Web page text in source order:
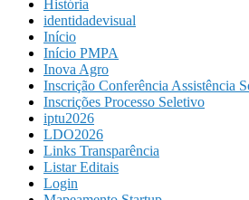
História
identidadevisual
Início
Início PMPA
Inova Agro
Inscrição Conferência Assistência
Inscrições Processo Seletivo
iptu2026
LDO2026
Links Transparência
Listar Editais
Login